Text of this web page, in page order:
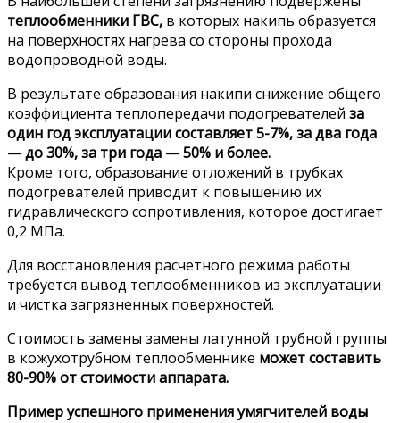
теплообменники ГВС, в которых накипь образуется
на поверхностях нагрева со стороны прохода
водопроводной воды.
В результате образования накипи снижение общего
коэффициента теплопередачи подогревателей за
один год эксплуатации составляет 5-7%, за два года
— до 30%, за три года — 50% и более.
Кроме того, образование отложений в трубках
подогревателей приводит к повышению их
гидравлического сопротивления, которое достигает
0,2 МПа.
Для восстановления расчетного режима работы
требуется вывод теплообменников из эксплуатации
и чистка загрязненных поверхностей.
Стоимость замены замены латунной трубной группы
в кожухотрубном теплообменнике может составить
80-90% от стоимости аппарата.
Пример успешного применения умягчителей воды